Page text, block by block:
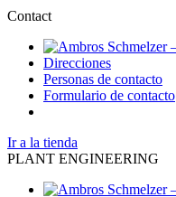
Contact
Direcciones
Personas de contacto
Formulario de contacto
Ir a la tienda
PLANT ENGINEERING